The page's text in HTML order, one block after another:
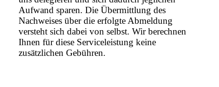
Aufwand sparen. Die Übermittlung des
Nachweises über die erfolgte Abmeldung
versteht sich dabei von selbst. Wir berechnen
Ihnen für diese Serviceleistung keine
zusätzlichen Gebühren.